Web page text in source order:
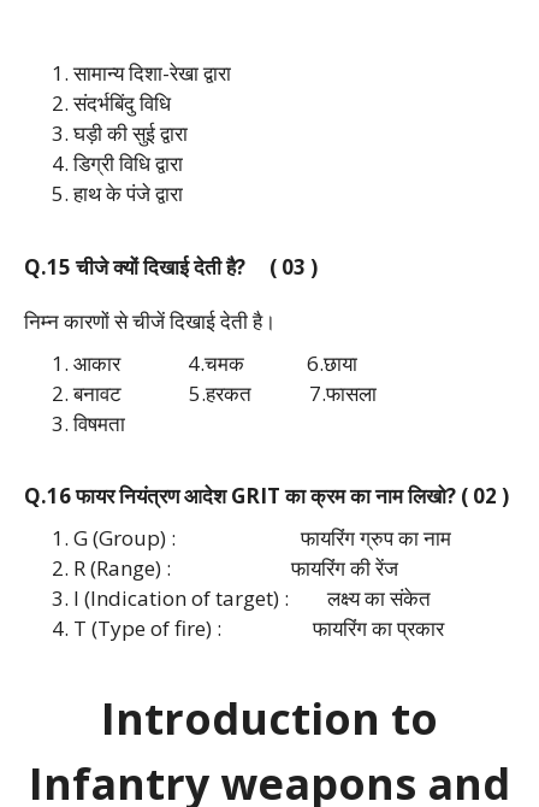
सामान्य दिशा-रेखा द्वारा
संदर्भबिंदु विधि
घड़ी की सुई द्वारा
डिग्री विधि द्वारा
हाथ के पंजे द्वारा
Q.15 चीजे क्यों दिखाई देती है? ( 03 )
निम्न कारणों से चीजें दिखाई देती है।
आकार 4.चमक 6.छाया
बनावट 5.हरकत 7.फासला
विषमता
Q.16 फायर नियंत्रण आदेश GRIT का क्रम का नाम लिखो? ( 02 )
G (Group) : फायरिंग ग्रुप का नाम
R (Range) : फायरिंग की रेंज
I (Indication of target) : लक्ष्य का संकेत
T (Type of fire) : फायरिंग का प्रकार
Introduction to
Infantry weapons and